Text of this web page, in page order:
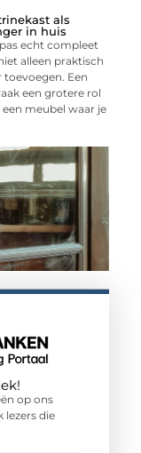
als
in huis
echt compleet
alleen praktisch
toevoegen. Een
een grotere rol
meubel waar je
op ons
lezers die